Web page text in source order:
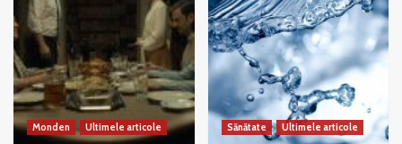
Monden Ultimele articole Sănătate Ultimele articole